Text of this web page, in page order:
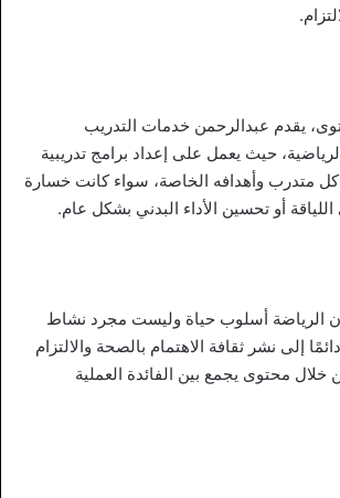
يقدم عبدالرحمن خدمات التدريب
حيث يعمل على إعداد برامج تدريبية
كل متدرب وأهدافه الخاصة، سواء كانت خسارة
أو تحسين الأداء البدني بشكل عام.
الرياضة أسلوب حياة وليست مجرد نشاط
إلى نشر ثقافة الاهتمام بالصحة والالتزام
خلال محتوى يجمع بين الفائدة العملية